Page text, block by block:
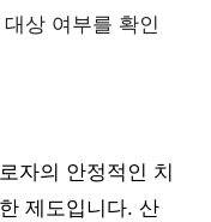
상 여부를 확인
자의 안정적인 치
제도입니다. 산